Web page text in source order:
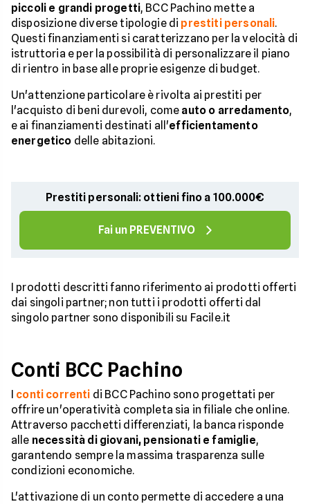
piccoli e grandi progetti, BCC Pachino mette a
disposizione diverse tipologie di prestiti personali.
Questi finanziamenti si caratterizzano per la velocità di
istruttoria e per la possibilità di personalizzare il piano
di rientro in base alle proprie esigenze di budget.
Un'attenzione particolare è rivolta ai prestiti per
l'acquisto di beni durevoli, come auto o arredamento,
e ai finanziamenti destinati all'efficientamento
energetico delle abitazioni.
Prestiti personali: ottieni fino a 100.000€
Fai un PREVENTIVO
I prodotti descritti fanno riferimento ai prodotti offerti
dai singoli partner; non tutti i prodotti offerti dal
singolo partner sono disponibili su Facile.it
Conti BCC Pachino
I conti correnti di BCC Pachino sono progettati per
offrire un'operatività completa sia in filiale che online.
Attraverso pacchetti differenziati, la banca risponde
alle necessità di giovani, pensionati e famiglie,
garantendo sempre la massima trasparenza sulle
condizioni economiche.
L'attivazione di un conto permette di accedere a una